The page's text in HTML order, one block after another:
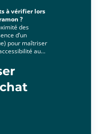
à vérifier lors
?
des
d’un
pour maîtriser
aux